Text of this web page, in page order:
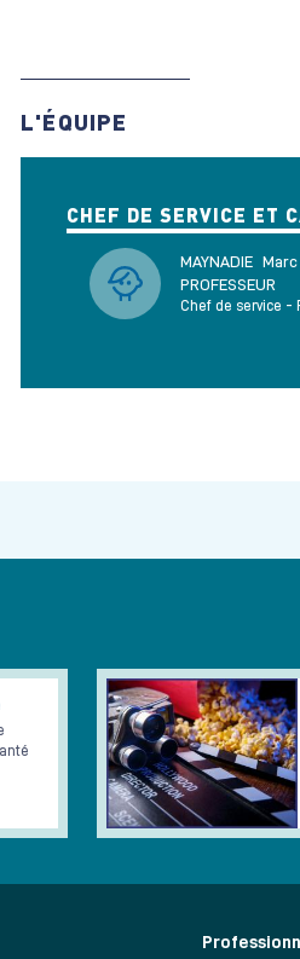
L'ÉQUIPE
CHEF DE SERVICE ET
MAYNADIE Marc
PROFESSEUR
Chef de service -